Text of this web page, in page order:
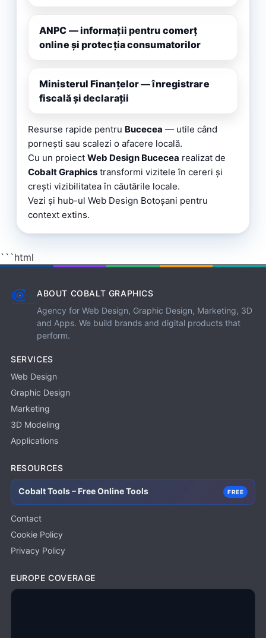
ANPC — informații pentru comerț
online și protecția consumatorilor
Ministerul Finanțelor — înregistrare
fiscală și declarații
Resurse rapide pentru Bucecea — utile când
pornești sau scalezi o afacere locală.
Cu un proiect Web Design Bucecea realizat de
Cobalt Graphics transformi vizitele în cereri și
crești vizibilitatea în căutările locale.
Vezi și hub-ul Web Design Botoșani pentru
context extins.
```html
ABOUT COBALT GRAPHICS
Agency for Web Design, Graphic Design, Marketing, 3D
and Apps. We build brands and digital products that
perform.
SERVICES
Web Design
Graphic Design
Marketing
3D Modeling
Applications
RESOURCES
Cobalt Tools – Free Online Tools FREE
Contact
Cookie Policy
Privacy Policy
EUROPE COVERAGE